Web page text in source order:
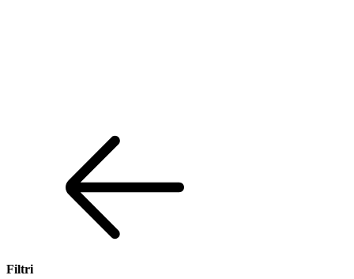
Filtri